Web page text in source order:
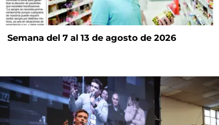
Semana del 7 al 13 de agosto de 2026